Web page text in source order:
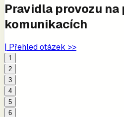
Pravidla provozu na
komunikacích
| Přehled otázek >>
1
2
3
4
5
6